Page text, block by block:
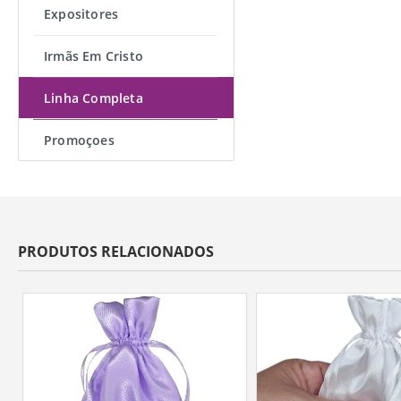
Expositores
Irmãs Em Cristo
Linha Completa
Promoçoes
PRODUTOS RELACIONADOS